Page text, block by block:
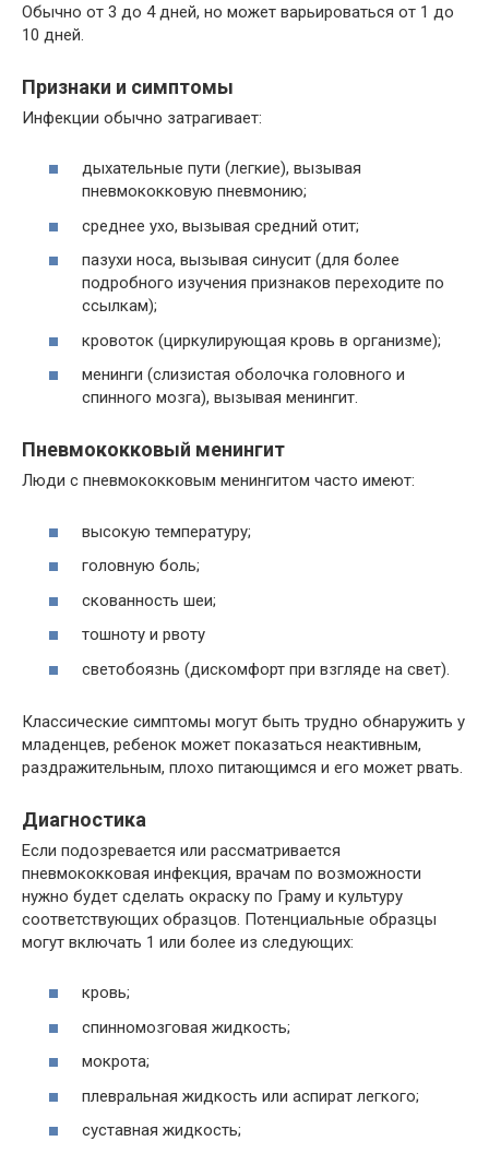
Обычно от 3 до 4 дней, но может варьироваться от 1 до
10 дней.
Признаки и симптомы
Инфекции обычно затрагивает:
дыхательные пути (легкие), вызывая
пневмококковую пневмонию;
среднее ухо, вызывая средний отит;
пазухи носа, вызывая синусит (для более
подробного изучения признаков переходите по
ссылкам);
кровоток (циркулирующая кровь в организме);
менинги (слизистая оболочка головного и
спинного мозга), вызывая менингит.
Пневмококковый менингит
Люди с пневмококковым менингитом часто имеют:
высокую температуру;
головную боль;
скованность шеи;
тошноту и рвоту
светобоязнь (дискомфорт при взгляде на свет).
Классические симптомы могут быть трудно обнаружить у
младенцев, ребенок может показаться неактивным,
раздражительным, плохо питающимся и его может рвать.
Диагностика
Если подозревается или рассматривается
пневмококковая инфекция, врачам по возможности
нужно будет сделать окраску по Граму и культуру
соответствующих образцов. Потенциальные образцы
могут включать 1 или более из следующих:
кровь;
спинномозговая жидкость;
мокрота;
плевральная жидкость или аспират легкого;
суставная жидкость;